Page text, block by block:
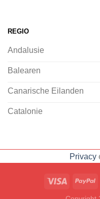
vliegvakantie
2Spanje.nl, met
klaarstaat om
beantwoorden en
jij met een
accommodaties:
REGIO
Andalusie
Balearen
Canarische Eilanden
Catalonie
Privacy